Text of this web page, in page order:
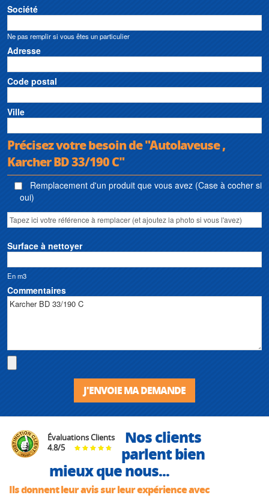
Société
Ne pas remplir si vous êtes un particulier
Adresse
Code postal
Ville
Précisez votre besoin de "Autolaveuse ,
Karcher BD 33/190 C"
Remplacement d'un produit que vous avez (Case à cocher si
oui)
Surface à nettoyer
En m3
Commentaires
J'ENVOIE MA DEMANDE
Évaluations Clients
4.8/5
Nos clients
parlent bien
mieux que nous...
Ils donnent leur avis sur leur expérience avec